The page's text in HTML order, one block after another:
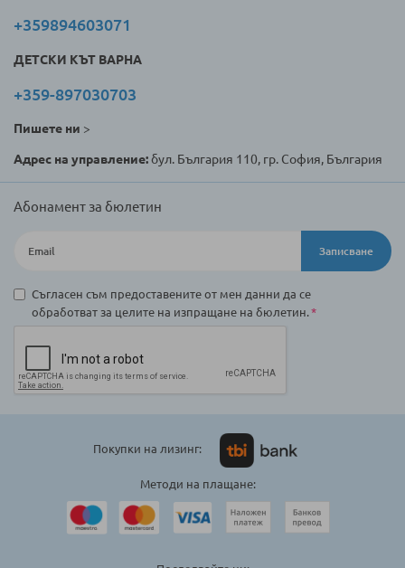
+359894603071
ДЕТСКИ КЪТ ВАРНА
+359-897030703
Пишете ни >
Адрес на управление:бул. България 110, гр. София, България
Абонамент за бюлетин
Записване
Съгласен съм предоставените от мен данни да се
обработват за целите на изпращане на бюлетин.
Покупки на лизинг:
Методи на плащане: